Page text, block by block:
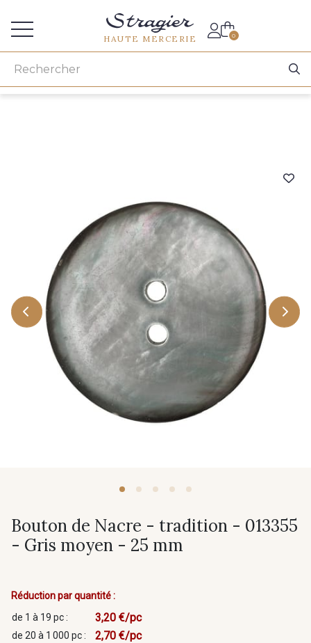
HAUTE MERCERIE 0
Bouton de Nacre - tradition - 013355
- Gris moyen - 25 mm
Réduction par quantité :
de 1 à 19 pc :
3,20 €/pc
de 20 à 1 000 pc : 2,70 €/pc